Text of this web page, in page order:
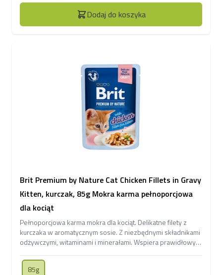
Dodaj do koszyka
Brit Premium by Nature Cat Chicken Fillets in Gravy
Kitten, kurczak, 85g Mokra karma pełnoporcjowa
dla kociąt
Pełnoporcjowa karma mokra dla kociąt. Delikatne filety z
kurczaka w aromatycznym sosie. Z niezbędnymi składnikami
odżywczymi, witaminami i minerałami. Wspiera prawidłowy
zawartości tauryny.
85g